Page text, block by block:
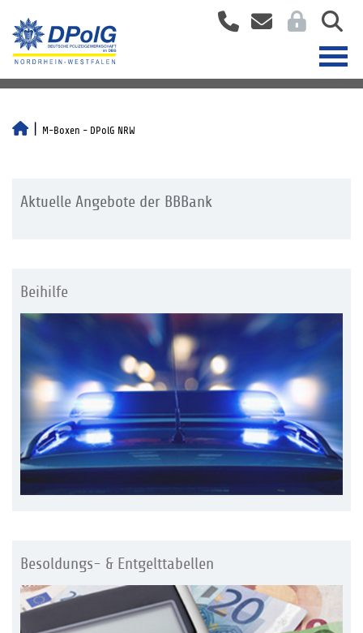
M-Boxen - DPolG NRW
Aktuelle Angebote der BBBank
Beihilfe
Besoldungs- & Entgelttabellen